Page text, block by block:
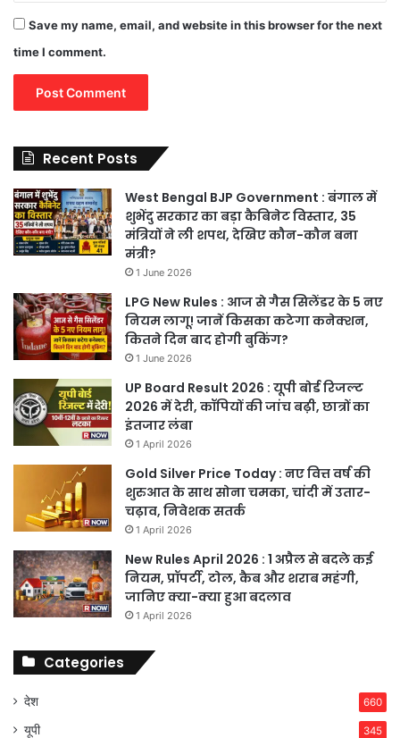
Save my name, email, and website in this browser for the next
time I comment.
Recent Posts
West Bengal BJP Government : बंगाल में
शुभेंदु सरकार का बड़ा कैबिनेट विस्तार, 35
मंत्रियों ने ली शपथ, देखिए कौन-कौन बना
मंत्री?
1 June 2026
LPG New Rules : आज से गैस सिलेंडर के 5 नए
नियम लागू! जानें किसका कटेगा कनेक्शन,
कितने दिन बाद होगी बुकिंग?
1 June 2026
UP Board Result 2026 : यूपी बोर्ड रिजल्ट
2026 में देरी, कॉपियों की जांच बढ़ी, छात्रों का
इंतजार लंबा
1 April 2026
Gold Silver Price Today : नए वित्त वर्ष की
शुरुआत के साथ सोना चमका, चांदी में उतार-
चढ़ाव, निवेशक सतर्क
1 April 2026
New Rules April 2026 : 1 अप्रैल से बदले कई
नियम, प्रॉपर्टी, टोल, कैब और शराब महंगी,
जानिए क्या-क्या हुआ बदलाव
1 April 2026
Categories
देश 660
यूपी 345